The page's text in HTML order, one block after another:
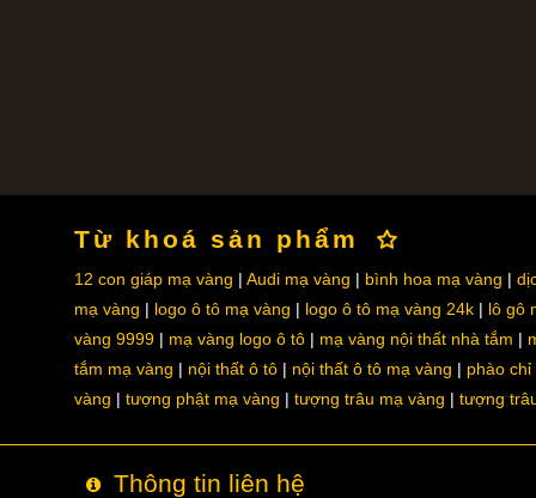
Từ khoá sản phẩm
12 con giáp mạ vàng Audi mạ vàng bình hoa mạ vàng
mạ vàng
logo ô tô mạ vàng logo ô tô mạ vàng 24k
lô gô
vàng 9999
mạ vàng logo ô tô mạ vàng nội thất nhà tắm
tắm mạ vàng
nội thất ô tô nội thất ô tô mạ vàng
phào chỉ
vàng
tượng phật mạ vàng tượng trâu mạ vàng tượng
Thông tin liên hệ